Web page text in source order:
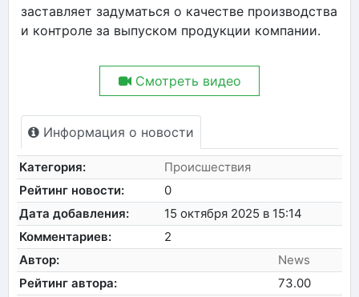
заставляет задуматься о качестве производства
и контроле за выпуском продукции компании.
Смотреть видео
Информация о новости
Категория:
Происшествия
Рейтинг новости:
0
Дата добавления:
15 октября 2025 в 15:14
Комментариев:
2
Автор:
News
Рейтинг автора:
73.00